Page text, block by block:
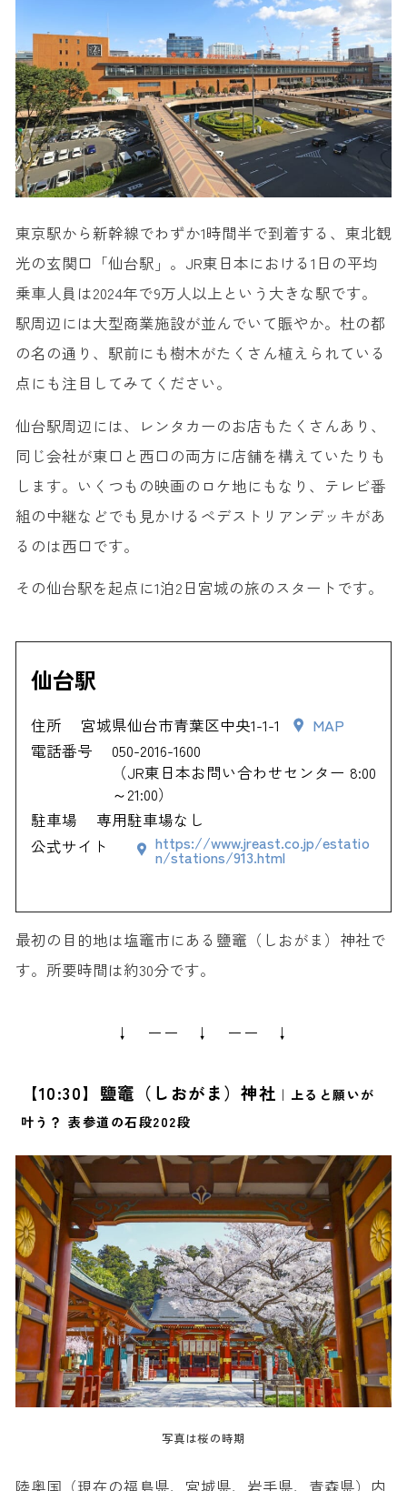
【12:20】瑞鳳殿
【13:30】仙台市内でランチ
【15:00】仙台市内散策
【16:45】仙台駅｜お土産購入・解散
旅サラダで取材した仙台のおすすめ観光スポット
1. 八木山ベニーランド
2. 定義如来 西方寺
3. 定義とうふ店
4. 仙台大観音
5. 秋保神社
東京駅から新幹線でわずか1時間半で到着する、東北観
光の玄関口「仙台駅」。JR東日本における1日の平均
乗車人員は2024年で9万人以上という大きな駅です。
駅周辺には大型商業施設が並んでいて賑やか。杜の都
の名の通り、駅前にも樹木がたくさん植えられている
点にも注目してみてください。
仙台駅周辺には、レンタカーのお店もたくさんあり、
同じ会社が東口と西口の両方に店舗を構えていたりも
します。いくつもの映画のロケ地にもなり、テレビ番
組の中継などでも見かけるペデストリアンデッキがあ
るのは西口です。
その仙台駅を起点に1泊2日宮城の旅のスタートです。
仙台駅
住所 宮城県仙台市青葉区中央1-1-1
MAP
電話番号
050-2016-1600
（JR東日本お問い合わせセンター 8:00
～21:00）
駐車場
専用駐車場なし
公式サイト
https://www.jreast.co.jp/estatio
n/stations/913.html
最初の目的地は塩竈市にある鹽竈（しおがま）神社で
す。所要時間は約30分です。
↓ ーー ↓ ーー ↓
【10:30】鹽竈（しおがま）神社 ｜上ると願いが
叶う？ 表参道の石段202段
写真は桜の時期
陸奥国（現在の福島県、宮城県、岩手県、青森県）内